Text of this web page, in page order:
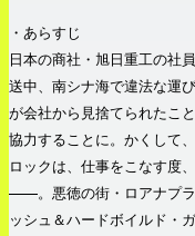
・あらすじ
日本の商社・旭日重工の社
送中、南シナ海で違法な運
が会社から見捨てられたこ
協力することに。かくして
ロックは、仕事をこなす度
——。悪徳の街・ロアナプラ
ッシュ＆ハードボイルド・